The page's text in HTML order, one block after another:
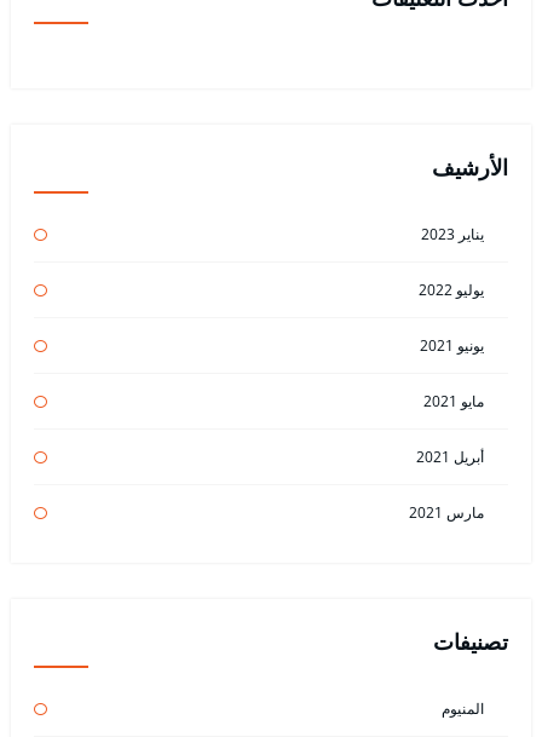
الأرشيف
يناير 2023
يوليو 2022
يونيو 2021
مايو 2021
أبريل 2021
مارس 2021
تصنيفات
المنيوم